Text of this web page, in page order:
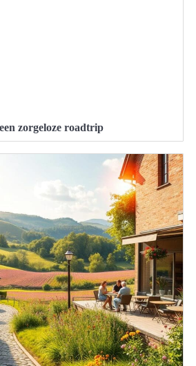
zorgeloze roadtrip